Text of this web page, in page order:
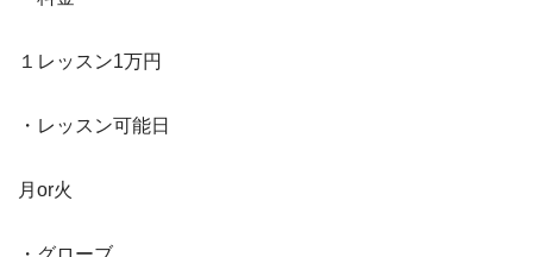
１レッスン1万円
・レッスン可能日
月or火